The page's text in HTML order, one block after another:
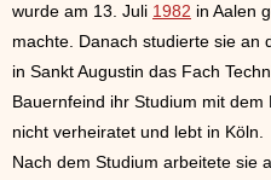
wurde am 13. Juli 1982 in Aalen
machte. Danach studierte sie an
in Sankt Augustin das Fach
Bauernfeind ihr Studium mit
nicht verheiratet und lebt in Köln.
Nach dem Studium arbeitete sie